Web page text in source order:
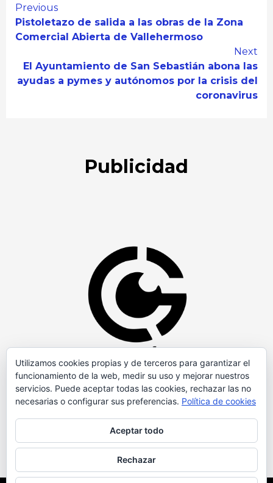
Continue
Reading
Previous
Pistoletazo de salida a las obras de la Zona
Comercial Abierta de Vallehermoso
Next
El Ayuntamiento de San Sebastián abona las
ayudas a pymes y autónomos por la crisis del
coronavirus
Publicidad
Utilizamos cookies propias y de terceros para garantizar el
funcionamiento de la web, medir su uso y mejorar nuestros
servicios. Puede aceptar todas las cookies, rechazar las no
necesarias o configurar sus preferencias. Política de cookies
Aceptar todo
Rechazar